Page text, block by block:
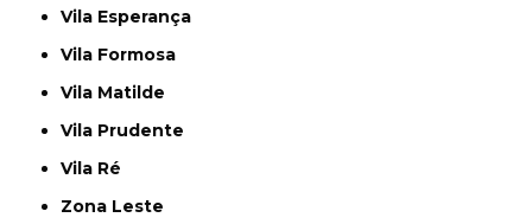
Vila Esperança
Vila Formosa
Vila Matilde
Vila Prudente
Vila Ré
Zona Leste